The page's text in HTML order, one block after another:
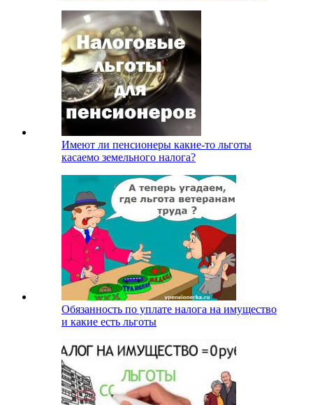
Имеют ли пенсионеры какие-то льготы
касаемо земельного налога?
Обязанность по уплате налога на имущество
и какие есть льготы